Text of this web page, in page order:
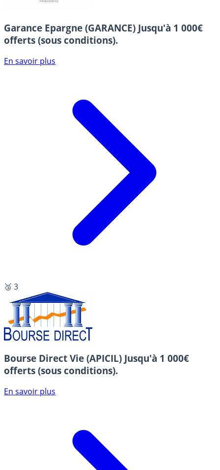
Garance Epargne (GARANCE) Jusqu'à 1 000€
offerts (sous conditions).
En savoir plus
🥉 3
Bourse Direct Vie (APICIL) Jusqu'à 1 000€
offerts (sous conditions).
En savoir plus